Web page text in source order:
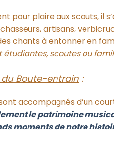
pour plaire aux scouts, il
artisans,
chants à entonner en
étudiantes, scoutes ou
du Boute-entrain :
accompagnés d’un
le patrimoine
moments de notre